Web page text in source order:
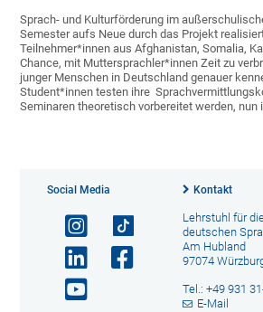
Sprach- und Kulturförderung im
Semester aufs Neue durch das Projekt
Teilnehmer*innen aus Afghanistan, Somalia,
Chance, mit Muttersprachler*innen Zeit zu
junger Menschen in Deutschland genauer
Student*innen testen ihre
Seminaren theoretisch vorbereitet werden, nun
Social Media Kontakt
Lehrstuhl für
deutschen
Am Hubland
97074
Tel.: +49 931
E-Mail